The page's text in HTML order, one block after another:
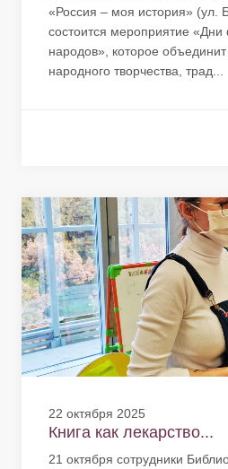
«Россия – моя история» (ул.
состоится мероприятие «Дни
народов», которое
народного творчества, трад...
22 октября 2025
Книга как лекарство...
21 октября сотрудники